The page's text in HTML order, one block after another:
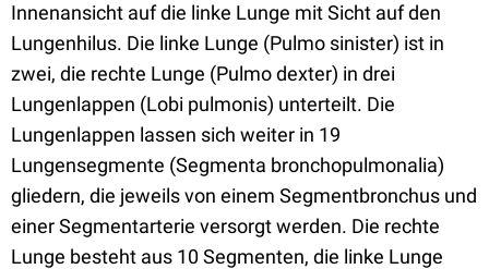
Innenansicht auf die linke Lunge mit Sicht auf den
Lungenhilus. Die linke Lunge (Pulmo sinister) ist in
zwei, die rechte Lunge (Pulmo dexter) in drei
Lungenlappen (Lobi pulmonis) unterteilt. Die
Lungenlappen lassen sich weiter in 19
Lungensegmente (Segmenta bronchopulmonalia)
gliedern, die jeweils von einem Segmentbronchus und
einer Segmentarterie versorgt werden. Die rechte
Lunge besteht aus 10 Segmenten, die linke Lunge